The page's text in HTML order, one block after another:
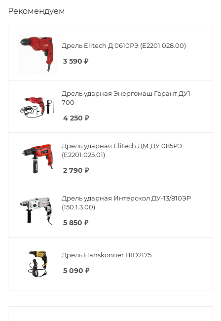
Рекомендуем
Дрель Elitech Д 0610РЭ (E2201.028.00)
3 590 ₽
Дрель ударная Энергомаш Гарант ДУ1-
700
4 250 ₽
Дрель ударная Elitech ДМ ДУ 085РЭ
(E2201.025.01)
2 790 ₽
Дрель ударная Интерскол ДУ-13/810ЭР
(150.1.3.00)
5 850 ₽
Дрель Hanskonner HID2175
5 090 ₽